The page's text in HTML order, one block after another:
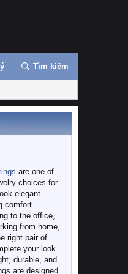
Tìm kiếm
are one of
choices for
elegant
comfort.
to the office,
from home,
right pair of
your look
durable, and
are designed